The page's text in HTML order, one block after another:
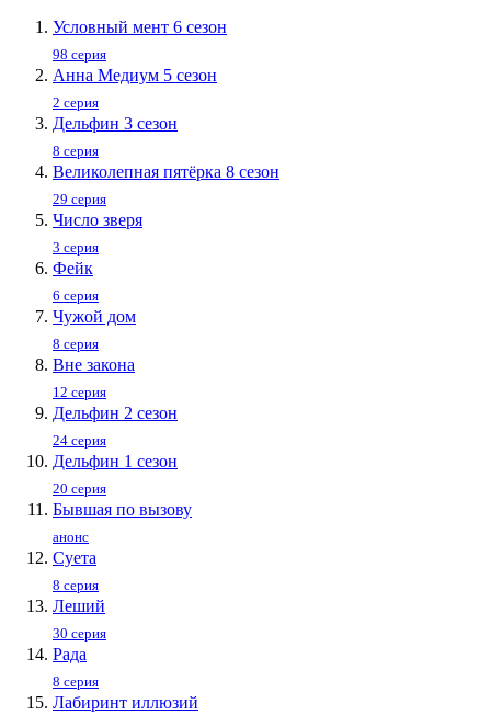
Условный мент 6 сезон
98 серия
Анна Медиум 5 сезон
2 серия
Дельфин 3 сезон
8 серия
Великолепная пятёрка 8 сезон
29 серия
Число зверя
3 серия
Фейк
6 серия
Чужой дом
8 серия
Вне закона
12 серия
Дельфин 2 сезон
24 серия
Дельфин 1 сезон
20 серия
Бывшая по вызову
анонс
Суета
8 серия
Леший
30 серия
Рада
8 серия
Лабиринт иллюзий